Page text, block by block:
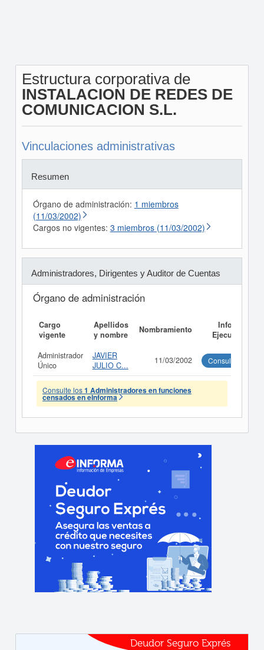
Estructura corporativa de
INSTALACION DE REDES DE
COMUNICACION S.L.
Vinculaciones administrativas
Resumen
Órgano de administración: 1 miembros
(11/03/2002)
Cargos no vigentes: 3 miembros (11/03/2002)
Administradores, Dirigentes y Auditor de Cuentas
Órgano de administración
Cargo
vigente
Apellidos
y nombre
Nombramiento
Informe
Ejecutivo
Administrador
Único
JAVIER
JULIO C...
11/03/2002 Consultar
Consulte los1 Administradores en funciones
censados en eInforma
Deudor Seguro Exprés